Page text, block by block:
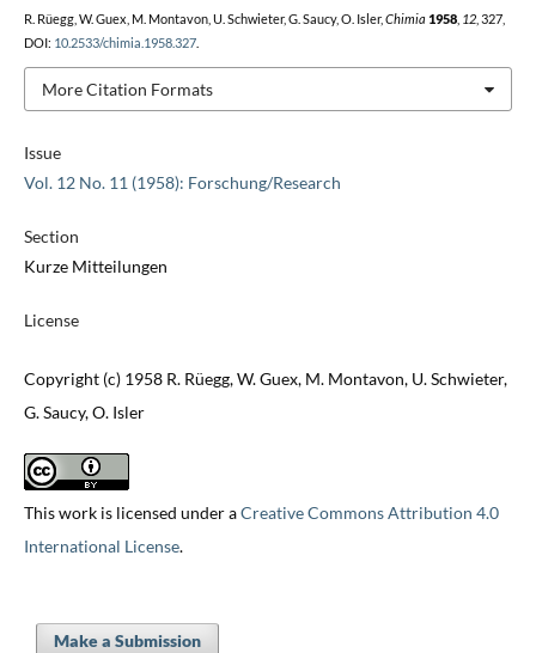
Issue
Vol. 12 No. 11 (1958): Forschung/Research
Section
Kurze Mitteilungen
License
Copyright (c) 1958 R. Rüegg, W. Guex, M. Montavon, U. Schwieter,
G. Saucy, O. Isler
This work is licensed under aCreative Commons Attribution 4.0
International License.
R. Rüegg, W. Guex, M. Montavon, U. Schwieter, G. Saucy, O. Isler, Chimia 1958, 12, 327,
DOI: 10.2533/chimia.1958.327.
More Citation Formats
Make a Submission